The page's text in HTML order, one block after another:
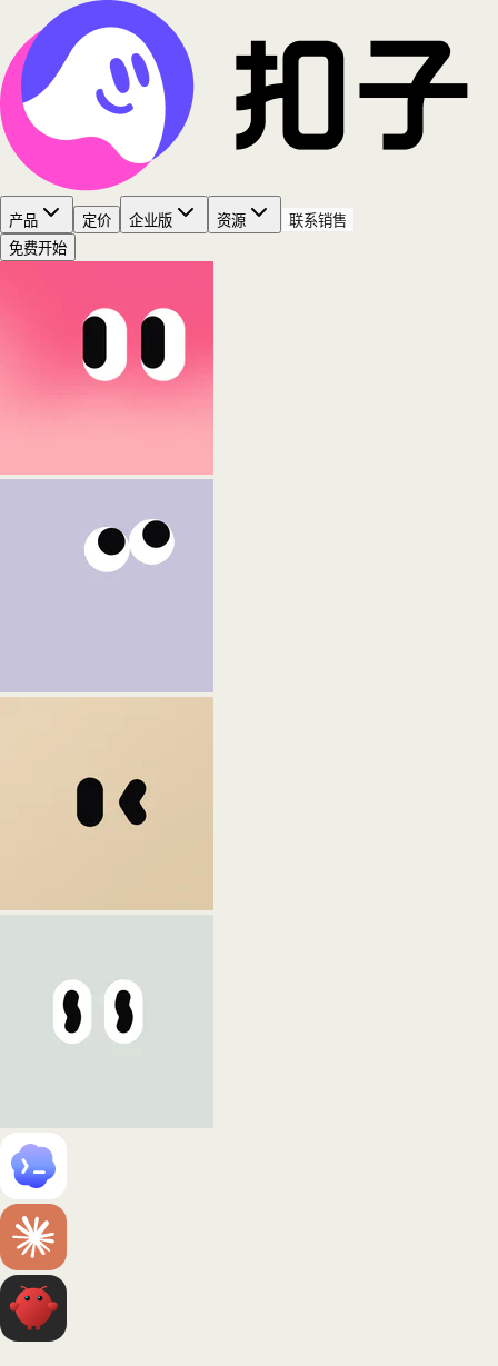
产品 定价 企业版 资源
联系销售
免费开始